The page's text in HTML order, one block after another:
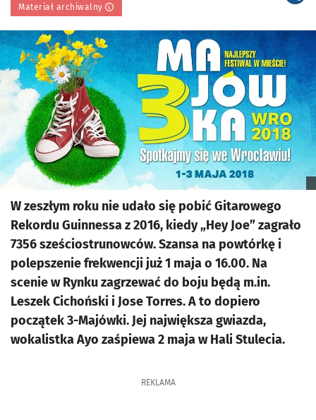
Materiał archiwalny
Kliknij, aby powiększyć
W zeszłym roku nie udało się pobić Gitarowego
Rekordu Guinnessa z 2016, kiedy „Hey Joe” zagrało
7356 sześciostrunowców. Szansa na powtórkę i
polepszenie frekwencji już 1 maja o 16.00. Na
scenie w Rynku zagrzewać do boju będą m.in.
Leszek Cichoński i Jose Torres. A to dopiero
początek 3-Majówki. Jej największa gwiazda,
wokalistka Ayo zaśpiewa 2 maja w Hali Stulecia.
REKLAMA